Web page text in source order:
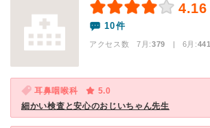
4.16
10件
アクセス数 7月:379 | 6月:441
耳鼻咽喉科
5.0
細かい検査と安心のおじいちゃん先生